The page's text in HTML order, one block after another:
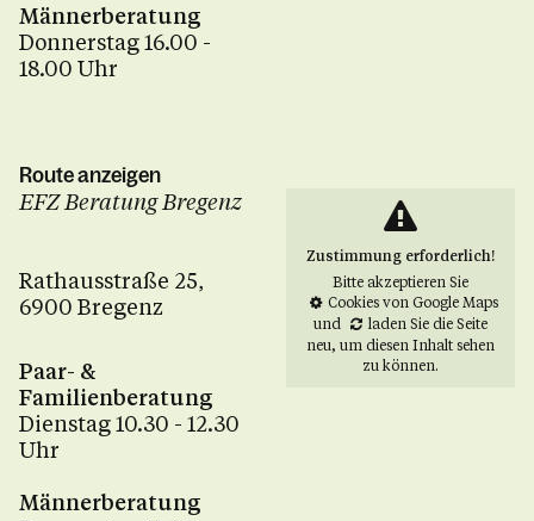
Männerberatung
Donnerstag 16.00 -
18.00 Uhr
Route anzeigen
EFZ Beratung Bregenz
Rathausstraße 25,
6900 Bregenz
Paar- &
Familienberatung
Dienstag 10.30 - 12.30
Uhr
Männerberatung
Zustimmung erforderlich!
Bitte akzeptieren Sie
Cookies von Google Maps
und
laden Sie die Seite
neu, um diesen Inhalt sehen
zu können.